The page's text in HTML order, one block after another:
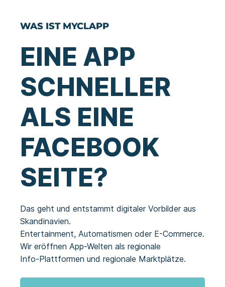
WAS IST MYCLAPP
EINE APP
SCHNELLER
ALS EINE
FACEBOOK
SEITE?
Das geht und entstammt digitaler Vorbilder aus
Skandinavien.
Entertainment, Automatismen oder E-Commerce.
Wir eröffnen App-Welten als regionale
Info-Plattformen und regionale Marktplätze.